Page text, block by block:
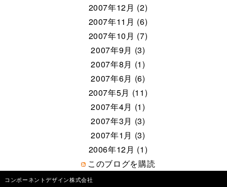
2007年12月 (2)
2007年11月 (6)
2007年10月 (7)
2007年9月 (3)
2007年8月 (1)
2007年6月 (6)
2007年5月 (11)
2007年4月 (1)
2007年3月 (3)
2007年1月 (3)
2006年12月 (1)
このブログを購読
コンポーネントデザイン株式会社